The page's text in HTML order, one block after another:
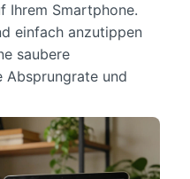
Ihrem Smartphone.
einfach anzutippen
saubere
Absprungrate und